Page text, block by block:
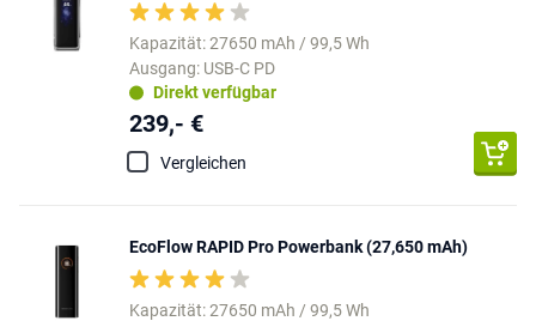
Kapazität: 27650 mAh / 99,5 Wh
Ausgang: USB-C PD
Direkt verfügbar
239,- €
Vergleichen
EcoFlow RAPID Pro Powerbank (27,650 mAh)
Kapazität: 27650 mAh / 99,5 Wh